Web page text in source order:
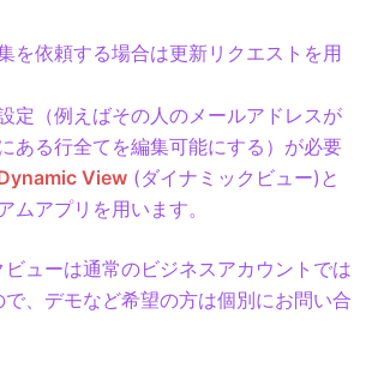
を依頼する場合は更新リクエストを用
定（例えばその人のメールアドレスが
ある行全てを編集可能にする）が必要
View (ダイナミックビュー)と
ムアプリを用います。
ューは通常のビジネスアカウントでは
、デモなど希望の方は個別にお問い合